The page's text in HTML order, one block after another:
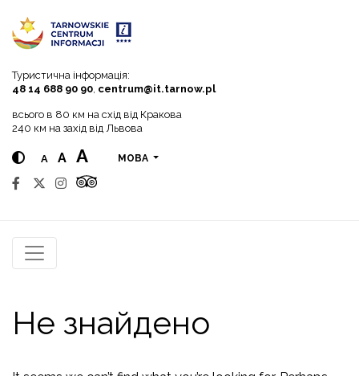
Туристична інформація:
48 14 688 90 90 centrum@it.tarnow.pl
всього в 80 км на схід від Кракова
240 км на захід від Львова
A A A МОВА
Не знайдено